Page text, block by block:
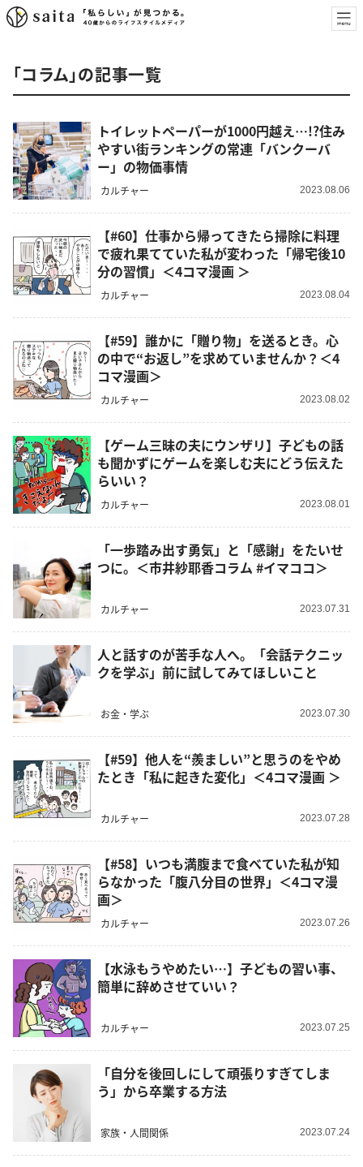
「コラム」の記事一覧
トイレットペーパーが1000円越え…!?住み
やすい街ランキングの常連「バンクーバ
ー」の物価事情
カルチャー 2023.08.06
【#60】仕事から帰ってきたら掃除に料理
で疲れ果てていた私が変わった「帰宅後10
分の習慣」＜4コマ漫画 ＞
カルチャー 2023.08.04
【#59】誰かに「贈り物」を送るとき。心
の中で“お返し”を求めていませんか？＜4
コマ漫画＞
カルチャー 2023.08.02
【ゲーム三昧の夫にウンザリ】子どもの話
も聞かずにゲームを楽しむ夫にどう伝えた
らいい？
カルチャー 2023.08.01
「一歩踏み出す勇気」と「感謝」をたいせ
つに。＜市井紗耶香コラム #イマココ＞
カルチャー 2023.07.31
人と話すのが苦手な人へ。「会話テクニッ
クを学ぶ」前に試してみてほしいこと
お金・学ぶ 2023.07.30
【#59】他人を“羨ましい”と思うのをやめ
たとき「私に起きた変化」＜4コマ漫画 ＞
カルチャー 2023.07.28
【#58】いつも満腹まで食べていた私が知
らなかった「腹八分目の世界」＜4コマ漫
画＞
カルチャー 2023.07.26
【水泳もうやめたい…】子どもの習い事、
簡単に辞めさせていい？
カルチャー 2023.07.25
「自分を後回しにして頑張りすぎてしま
う」から卒業する方法
家族・人間関係 2023.07.24